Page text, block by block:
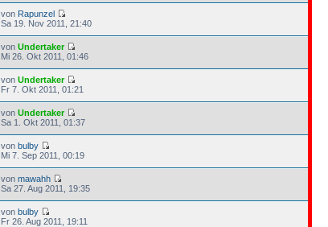
von Rapunzel
Sa 19. Nov 2011, 21:40
vonUndertaker
Mi 26. Okt 2011, 01:46
vonUndertaker
Fr 7. Okt 2011, 01:21
vonUndertaker
Sa 1. Okt 2011, 01:37
vonbulby
Mi 7. Sep 2011, 00:19
vonmawahh
Sa 27. Aug 2011, 19:35
vonbulby
Fr 26. Aug 2011, 19:11